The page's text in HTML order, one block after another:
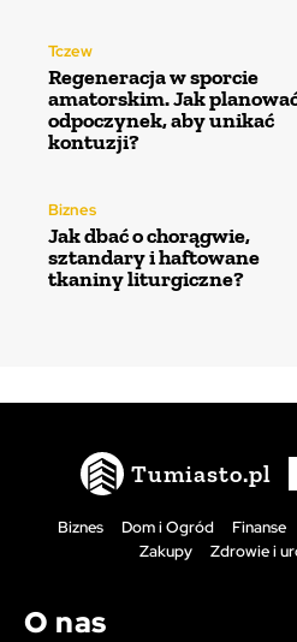
Tczew
Regeneracja w sporcie
amatorskim. Jak
odpoczynek, aby unikać
kontuzji?
Biznes
Jak dbać o chorągwie,
sztandary i haftowane
tkaniny liturgiczne?
Tumiasto.pl
Biznes Dom i Ogród Finanse
Zakupy
Zdrowie i
O nas